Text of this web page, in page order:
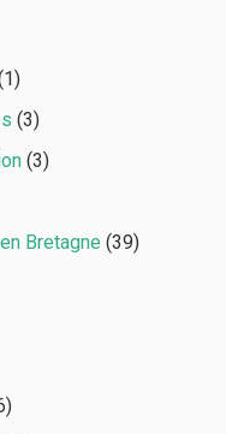
(3)
(3)
Bretagne (39)